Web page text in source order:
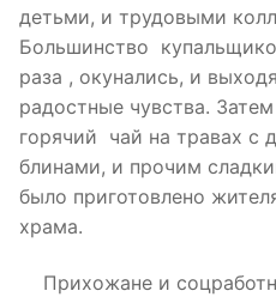
детьми, и трудовыми
Большинство
раза , окунались, и
радостные чувства.
горячий чай на травах с
блинами, и прочим
было приготовлено
храма.
Прихожане и